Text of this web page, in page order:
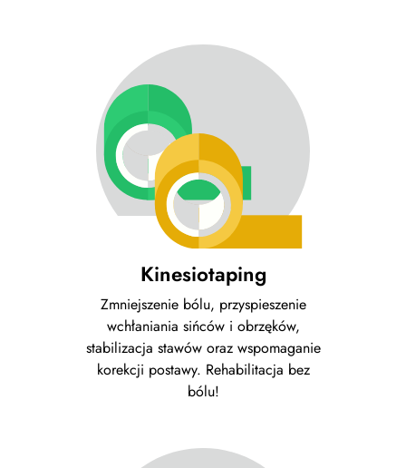
Kinesiotaping
Zmniejszenie bólu, przyspieszenie
wchłaniania sińców i obrzęków,
stabilizacja stawów oraz wspomaganie
korekcji postawy. Rehabilitacja bez
bólu!